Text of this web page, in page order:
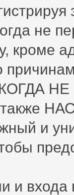
не
кроме
НЕ
также
и
и